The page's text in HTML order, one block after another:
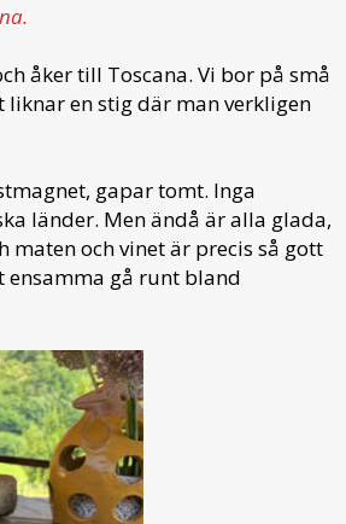
åker till Toscana. Vi bor på små
en stig där man verkligen
gapar tomt. Inga
länder. Men ändå är alla glada,
maten och vinet är precis så gott
ensamma gå runt bland